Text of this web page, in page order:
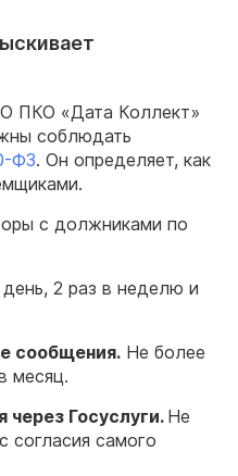
ПКО «Дата Коллект»
соблюдать
ФЗ. Он определяет, как
с должниками по
2 раз в неделю и
сообщения. Не более
месяц.
Госуслуги. Не
согласия самого